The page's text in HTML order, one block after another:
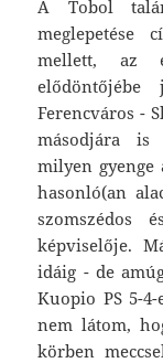
A Tobol
meglepetése
mellett, az
Ferencváros -
másodjára is
milyen gyenge
hasonló(an
szomszédos
képviselője.
idáig - de
Kuopio PS 5-
nem látom,
körben